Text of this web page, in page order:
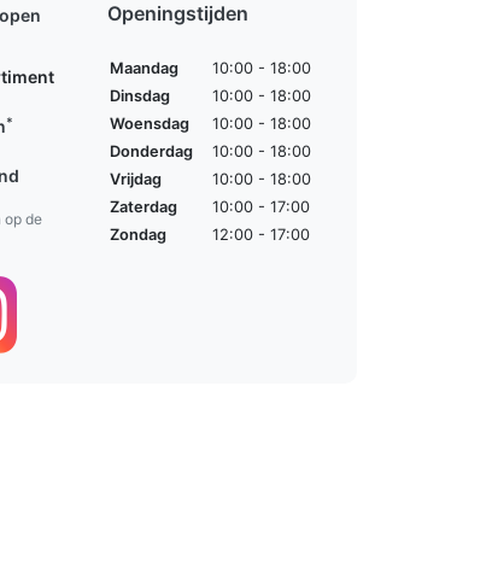
*
op de
Openingstijden
Maandag
10:00 - 18:00
Dinsdag
10:00 - 18:00
Woensdag
10:00 - 18:00
Donderdag
10:00 - 18:00
Vrijdag
10:00 - 18:00
Zaterdag
10:00 - 17:00
Zondag
12:00 - 17:00